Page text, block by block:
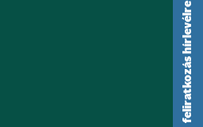
feliratkozás hírlevélre